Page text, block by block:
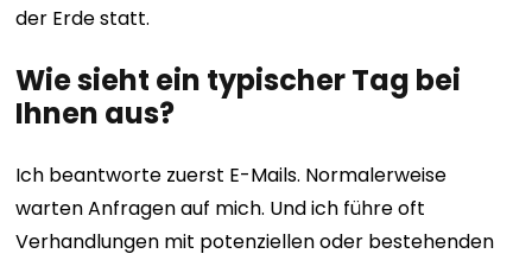
der Erde statt.
Wie sieht ein typischer Tag bei
Ihnen aus?
Ich beantworte zuerst E-Mails. Normalerweise
warten Anfragen auf mich. Und ich führe oft
Verhandlungen mit potenziellen oder bestehenden